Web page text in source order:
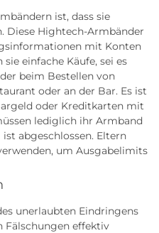
ist, dass sie
Diese Hightech-Armbänder
mit Konten
einfache Käufe, sei es
beim Bestellen von
oder an der Bar. Es ist
oder Kreditkarten mit
lediglich ihr Armband
abgeschlossen. Eltern
um Ausgabelimits
unerlaubten Eindringens
Fälschungen effektiv